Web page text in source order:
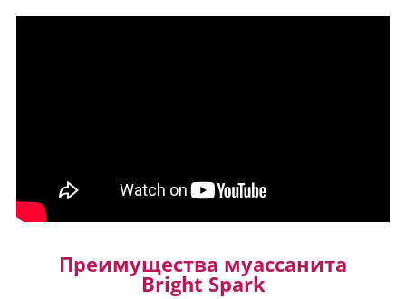
Преимущества муассанита
Bright Spark